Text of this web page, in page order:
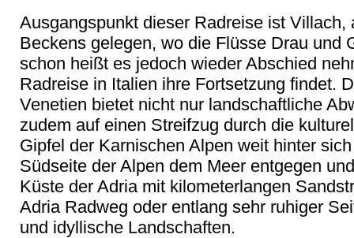
Ausgangspunkt dieser Radreise ist Villach,
Beckens gelegen, wo die Flüsse Drau und
schon heißt es jedoch wieder Abschied
Radreise in Italien ihre Fortsetzung findet.
Venetien bietet nicht nur landschaftliche
zudem auf einen Streifzug durch die
Gipfel der Karnischen Alpen weit hinter
Südseite der Alpen dem Meer entgegen
Küste der Adria mit kilometerlangen
Adria Radweg oder entlang sehr ruhiger
und idyllische Landschaften.